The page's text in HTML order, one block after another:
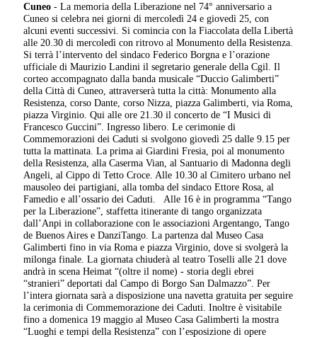
Cuneo - La memoria della Liberazione nel 74° anniversario a
Cuneo si celebra nei giorni di mercoledì 24 e giovedì 25, con
alcuni eventi successivi. Si comincia con la Fiaccolata della Libertà
alle 20.30 di mercoledì con ritrovo al Monumento della Resistenza.
Si terrà l’intervento del sindaco Federico Borgna e l’orazione
ufficiale di Maurizio Landini il segretario generale della Cgil. Il
corteo accompagnato dalla banda musicale “Duccio Galimberti”
della Città di Cuneo, attraverserà tutta la città: Monumento alla
Resistenza, corso Dante, corso Nizza, piazza Galimberti, via Roma,
piazza Virginio. Qui alle ore 21.30 il concerto de “I Musici di
Francesco Guccini”. Ingresso libero. Le cerimonie di
Commemorazioni dei Caduti si svolgono giovedì 25 dalle 9.15 per
tutta la mattinata. La prima ai Giardini Fresia, poi al monumento
della Resistenza, alla Caserma Vian, al Santuario di Madonna degli
Angeli, al Cippo di Tetto Croce. Alle 10.30 al Cimitero urbano nel
mausoleo dei partigiani, alla tomba del sindaco Ettore Rosa, al
Famedio e all’ossario dei Caduti.
Alle 16 è in programma “Tango
per la Liberazione”, staffetta itinerante di tango organizzata
dall’Anpi in collaborazione con le associazioni Argentango, Tango
de Buenos Aires e DanziTango. La partenza dal Museo Casa
Galimberti fino in via Roma e piazza Virginio, dove si svolgerà la
milonga finale. La giornata chiuderà al teatro Toselli alle 21 dove
andrà in scena Heimat “(oltre il nome) - storia degli ebrei
“stranieri” deportati dal Campo di Borgo San Dalmazzo”. Per
l’intera giornata sarà a disposizione una navetta gratuita per seguire
la cerimonia di Commemorazione dei Caduti. Inoltre è visitabile
fino a domenica 19 maggio al Museo Casa Galimberti la mostra
“Luoghi e tempi della Resistenza” con l’esposizione di opere